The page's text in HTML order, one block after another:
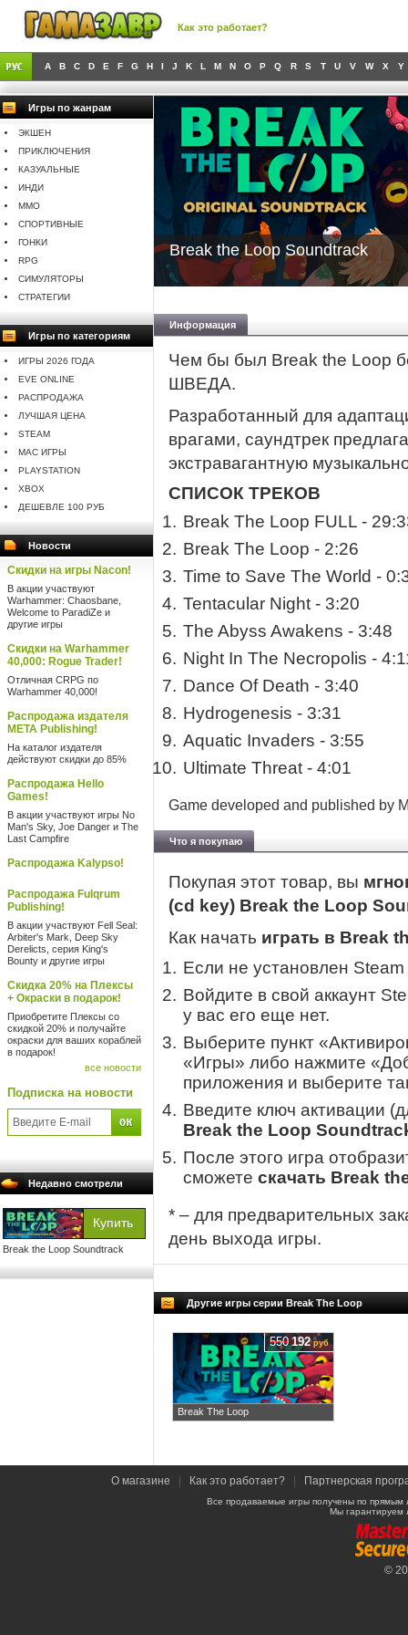
Как это работает?
A B C D E F G H I J K L M N O P Q R S T U V W X Y
Игры по жанрам
ЭКШЕН
ПРИКЛЮЧЕНИЯ
КАЗУАЛЬНЫЕ
ИНДИ
MMO
СПОРТИВНЫЕ
ГОНКИ
RPG
СИМУЛЯТОРЫ
СТРАТЕГИИ
Игры по категориям
ИГРЫ 2026 ГОДА
EVE ONLINE
РАСПРОДАЖА
ЛУЧШАЯ ЦЕНА
STEAM
MAC ИГРЫ
PLAYSTATION
XBOX
ДЕШЕВЛЕ 100 РУБ
Новости
Скидки на игры Nacon!
В акции участвуют
Warhammer: Chaosbane,
Welcome to ParadiZe и
другие игры
Скидки на Warhammer
40,000: Rogue Trader!
Отличная CRPG по
Warhammer 40,000!
Распродажа издателя
META Publishing!
На каталог издателя
действуют скидки до 85%
Распродажа Hello
Games!
В акции участвуют игры No
Man's Sky, Joe Danger и The
Last Campfire
Распродажа Kalypso!
Распродажа Fulqrum
Publishing!
В акции участвуют Fell Seal:
Arbiter's Mark, Deep Sky
Derelicts, серия King's
Bounty и другие игры
Скидка 20% на Плексы
+ Окраски в подарок!
Приобретите Плексы со
скидкой 20% и получайте
окраски для ваших кораблей
в подарок!
все новости
Подписка на новости
Недавно смотрели
Break the Loop Soundtrack
Break the Loop Soundtrack
Информация
Чем бы был Break the Loop
ШВЕДА.
Разработанный для
врагами, саундтрек
экстравагантную
СПИСОК ТРЕКОВ
Break The Loop FULL -
Break The Loop - 2:26
Time to Save The World -
Tentacular Night - 3:20
The Abyss Awakens - 3:48
Night In The Necropolis -
Dance Of Death - 3:40
Hydrogenesis - 3:31
Aquatic Invaders - 3:55
Ultimate Threat - 4:01
Game developed and published by
Что я покупаю
Покупая этот товар, вы
(cd key) Break the Loop
Как начать играть в Break
Если не установлен
Войдите в свой аккаунт
у вас его еще нет.
Выберите пункт
«Игры» либо нажмите
приложения и выберите
Введите ключ активации
Break the Loop
После этого игра
сможете скачать Break
* – для предварительных
день выхода игры.
Другие игры серии Break The Loop
Break The Loop
550 192руб
О магазине Как это работает? Партнерская
Все продаваемые игры получены по
Мы гарантируем
©